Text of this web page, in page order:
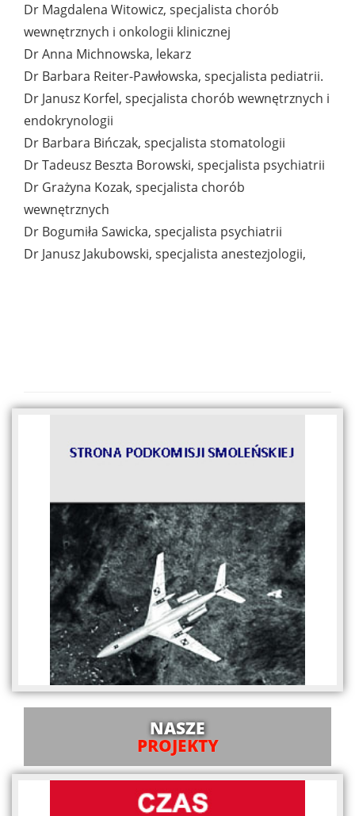
Dr Magdalena Witowicz, specjalista chorób
wewnętrznych i onkologii klinicznej
Dr Anna Michnowska, lekarz
Dr Barbara Reiter-Pawłowska, specjalista pediatrii.
Dr Janusz Korfel, specjalista chorób wewnętrznych i
endokrynologii
Dr Barbara Bińczak, specjalista stomatologii
Dr Tadeusz Beszta Borowski, specjalista psychiatrii
Dr Grażyna Kozak, specjalista chorób
wewnętrznych
Dr Bogumiła Sawicka, specjalista psychiatrii
Dr Janusz Jakubowski, specjalista anestezjologii,
NASZE
PROJEKTY